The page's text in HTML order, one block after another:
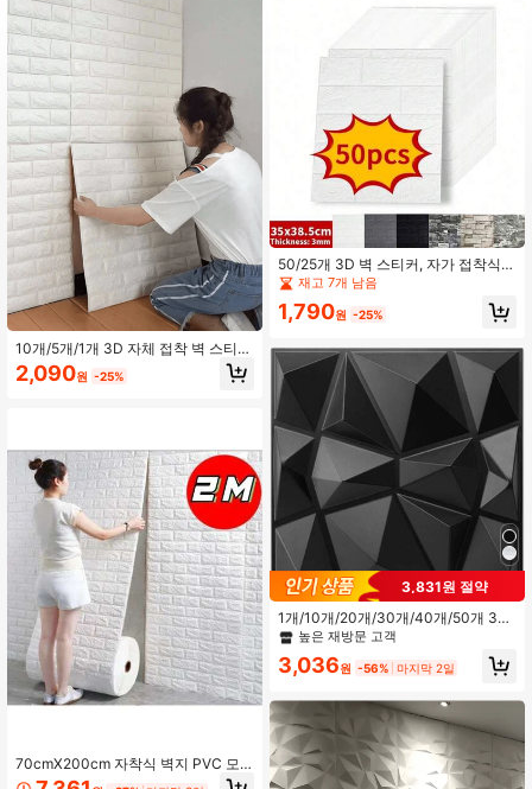
4.88
2.2K 팔로워
4.88 2.2K 팔로워
4.88 2.2K 팔로워
4.88 2.2K 팔로워
4.88 2.2K 팔로워
10개/5개/1개 3D 자체 접착 벽 스티
커, 폼 방수 벽지, 방, 거실 배경 장식
용, 방습, 충돌 방지, 침실, 기숙사, 임
실 벽 예술 벽지
2,090원 -25%
70cmX200cm 자착식 벽지 PVC 모
던 홈 데코레이션 방수 3D 월 스티커
50/25개 3D 벽 스티커, 자가 접착식
타일 스티커, 자가 접착식 벽지, 쉽게
부착, 쉽게 제거, 쉽게 청소, 쉽게 절단,
주방, 거실, 욕실, 복도, 침실에 적합
재고 7개 남음
1,790원 -25%
3,831원 절약
1개/10개/20개/30개/40개/50개 3D
다이아몬드 디자인 3D 벽 스티커, 내
광 검정 & 흰색, DIY 홈 벽 장식
높은 재방문 고객
3,036원 -56% 마지막 2일